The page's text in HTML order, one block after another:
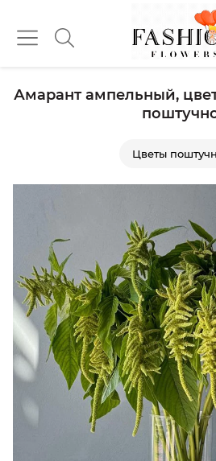
Амарант ампельный,
Цветы